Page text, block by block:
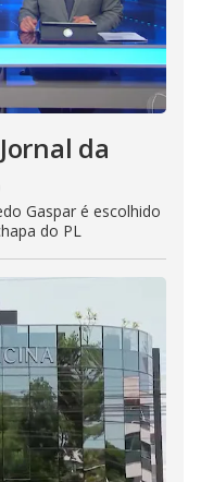
da
Gaspar é escolhido
do PL